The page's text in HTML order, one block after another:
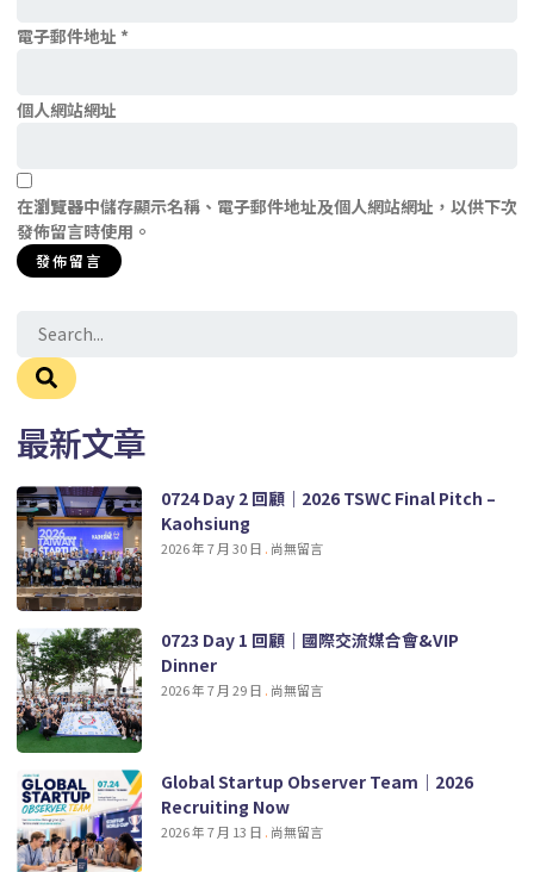
電子郵件地址 *
個人網站網址
在瀏覽器中儲存顯示名稱、電子郵件地址及個人網站網址，以供下次
發佈留言時使用。
最新文章
0724 Day 2 回顧｜2026 TSWC Final Pitch –
Kaohsiung
2026 年 7 月 30 日 尚無留言
0723 Day 1 回顧｜國際交流媒合會&VIP
Dinner
2026 年 7 月 29 日 尚無留言
Global Startup Observer Team｜2026
Recruiting Now
2026 年 7 月 13 日 尚無留言